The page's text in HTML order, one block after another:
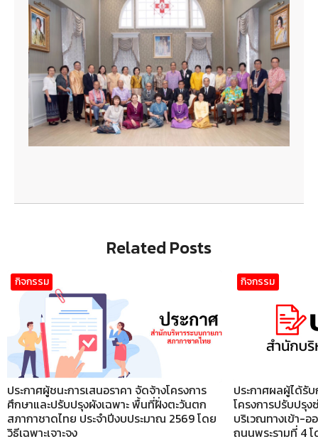
Related Posts
กิจกรรม
ประกาศผู้ชนะการเสนอราคา จัดจ้างโครงการ
ศึกษาและปรับปรุงผังเฉพาะ พื้นที่ฝั่งตะวันตก
สภากาชาดไทย ประจำปีงบประมาณ 2569 โดย
วิธีเฉพาะเจาะจง
กิจกรรม
ประกาศผลผู้ได้รั
โครงการปรับปรุ
บริเวณทางเข้า-
ถนนพระรามที่ 4